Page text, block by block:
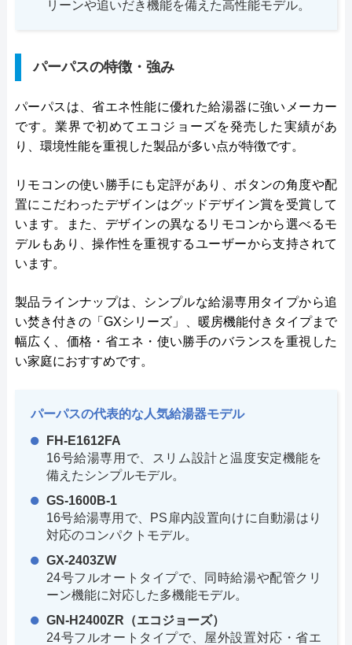
リーンや追いだき機能を備えた高性能モデル。
パーパスの特徴・強み
パーパスは、省エネ性能に優れた給湯器に強いメーカー
です。業界で初めてエコジョーズを発売した実績があ
り、環境性能を重視した製品が多い点が特徴です。
リモコンの使い勝手にも定評があり、ボタンの角度や配
置にこだわったデザインはグッドデザイン賞を受賞して
います。また、デザインの異なるリモコンから選べるモ
デルもあり、操作性を重視するユーザーから支持されて
います。
製品ラインナップは、シンプルな給湯専用タイプから追
い焚き付きの「GXシリーズ」、暖房機能付きタイプまで
幅広く、価格・省エネ・使い勝手のバランスを重視した
い家庭におすすめです。
パーパスの代表的な人気給湯器モデル
FH-E1612FA
16号給湯専用で、スリム設計と温度安定機能を
備えたシンプルモデル。
GS-1600B-1
16号給湯専用で、PS扉内設置向けに自動湯はり
対応のコンパクトモデル。
GX-2403ZW
24号フルオートタイプで、同時給湯や配管クリ
ーン機能に対応した多機能モデル。
GN-H2400ZR（エコジョーズ）
24号フルオートタイプで、屋外設置対応・省エ